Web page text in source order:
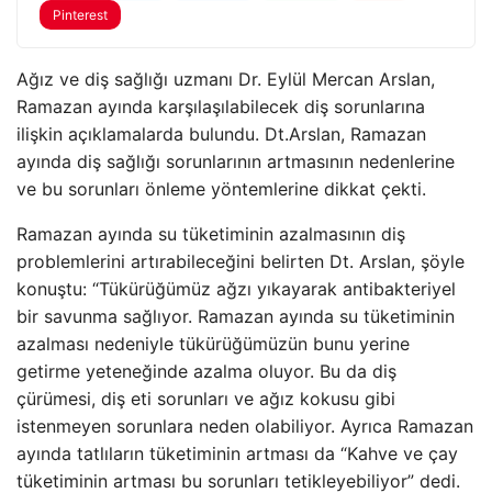
Pinterest
Ağız ve diş sağlığı uzmanı Dr. Eylül Mercan Arslan,
Ramazan ayında karşılaşılabilecek diş sorunlarına
ilişkin açıklamalarda bulundu. Dt.Arslan, Ramazan
ayında diş sağlığı sorunlarının artmasının nedenlerine
ve bu sorunları önleme yöntemlerine dikkat çekti.
Ramazan ayında su tüketiminin azalmasının diş
problemlerini artırabileceğini belirten Dt. Arslan, şöyle
konuştu: “Tükürüğümüz ağzı yıkayarak antibakteriyel
bir savunma sağlıyor. Ramazan ayında su tüketiminin
azalması nedeniyle tükürüğümüzün bunu yerine
getirme yeteneğinde azalma oluyor. Bu da diş
çürümesi, diş eti sorunları ve ağız kokusu gibi
istenmeyen sorunlara neden olabiliyor. Ayrıca Ramazan
ayında tatlıların tüketiminin artması da “Kahve ve çay
tüketiminin artması bu sorunları tetikleyebiliyor” dedi.